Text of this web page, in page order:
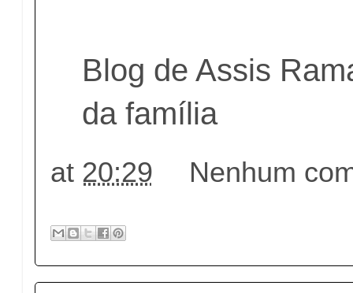
Blog de Assis
da família
at 20:29 Nenhum